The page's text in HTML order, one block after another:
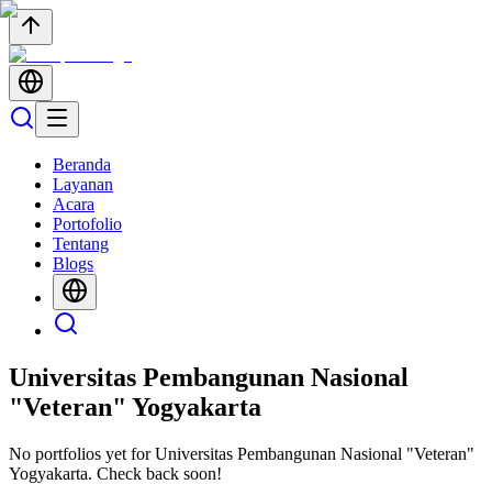
Beranda
Layanan
Acara
Portofolio
Tentang
Blogs
Universitas Pembangunan Nasional
"Veteran" Yogyakarta
No portfolios yet forUniversitas Pembangunan Nasional "Veteran"
Yogyakarta. Check back soon!